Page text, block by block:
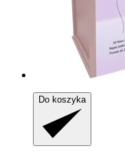
Do koszyka